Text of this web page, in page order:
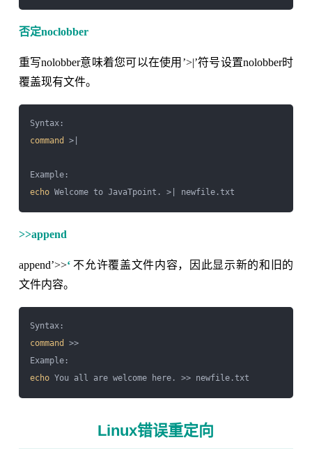
否定noclobber
重写nolobber意味着您可以在使用’>|’符号设置nolobber时
覆盖现有文件。
command
>|
echo
>>append
append’>>‘不允许覆盖文件内容，因此显示新的和旧的
文件内容。
command
>>
echo
Linux错误重定向